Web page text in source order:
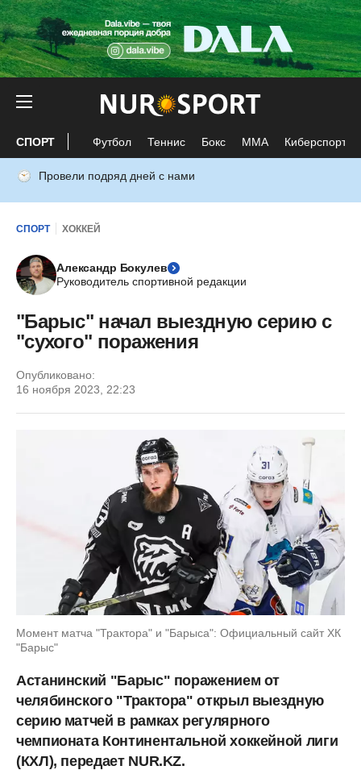
СПОРТ Футбол Теннис Бокс ММА Киберспорт
Провели подряд дней с нами
СПОРТ ХОККЕЙ
Александр Бокулев
Руководитель спортивной редакции
"Барыс" начал выездную серию с
"сухого" поражения
Опубликовано:
16 ноября 2023, 22:23
Момент матча "Трактора" и "Барыса": Официальный сайт ХК
"Барыс"
Астанинский "Барыс" поражением от
челябинского "Трактора" открыл выездную
серию матчей в рамках регулярного
чемпионата Континентальной хоккейной лиги
(КХЛ), передает NUR.KZ.